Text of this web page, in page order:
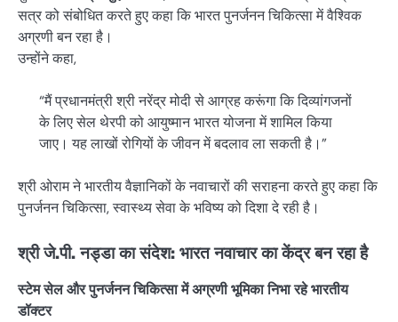
सत्र को संबोधित करते हुए कहा कि भारत पुनर्जनन चिकित्सा में वैश्विक
अग्रणी बन रहा है।
उन्होंने कहा,
“मैं प्रधानमंत्री श्री नरेंद्र मोदी से आग्रह करूंगा कि दिव्यांगजनों
के लिए सेल थेरपी को आयुष्मान भारत योजना में शामिल किया
जाए। यह लाखों रोगियों के जीवन में बदलाव ला सकती है।”
श्री ओराम ने भारतीय वैज्ञानिकों के नवाचारों की सराहना करते हुए कहा कि
पुनर्जनन चिकित्सा, स्वास्थ्य सेवा के भविष्य को दिशा दे रही है।
श्री जे.पी. नड्डा का संदेश: भारत नवाचार का केंद्र बन रहा है
स्टेम सेल और पुनर्जनन चिकित्सा में अग्रणी भूमिका निभा रहे भारतीय
डॉक्टर